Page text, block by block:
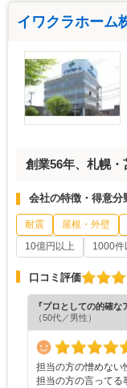
イワクラホーム
創業56年、札幌
会社の特徴・得意分
耐震 屋根・外壁
10億円以上
1000件
口コミ評価
『プロとしての的確
（50代／男性）
担当の方の憎めない
担当の方の言ってる